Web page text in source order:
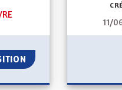
UNE POLITIQUE
DÉVELOPPER UNE
11/